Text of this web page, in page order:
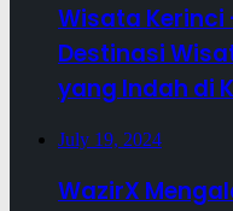
Wisata Kerinci
Destinasi
yang Indah di
July 19, 2024
WazirX